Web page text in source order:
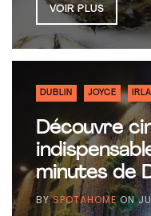
VOIR PLUS
DUBLIN JOYCE
Découvre
minutes de
BYSPOTAHOMEON